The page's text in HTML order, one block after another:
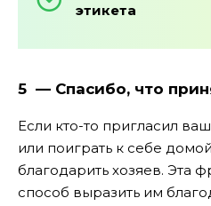
этикета
5 — Спасибо, что
Если кто-то пригласил
или поиграть к себе
благодарить хозяев. Эта
способ выразить им